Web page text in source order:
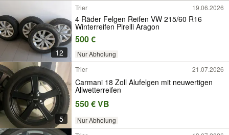
12
Trier 19.06.2026
4 Räder Felgen Reifen VW 215/60 R16
Winterreifen Pirelli Aragon
500 €
Nur Abholung
5
Trier 21.07.2026
Carmani 18 Zoll Alufelgen mit neuwertigen
Allwetterreifen
550 € VB
Nur Abholung